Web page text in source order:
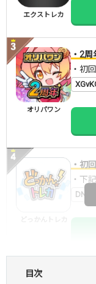
エクストレカ
オリパワン
・2
・初
・初
・下
目次